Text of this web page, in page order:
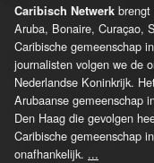
Caribisch Netwerk brengt
Aruba, Bonaire, Curaçao,
Caribische gemeenschap
journalisten volgen we de
Nederlandse Koninkrijk.
Arubaanse gemeenschap
Den Haag die gevolgen
Caribische gemeenschap
onafhankelijk. ...